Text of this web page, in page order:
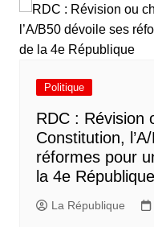
Politique
RDC : Révision
Constitution,
réformes pour
la 4e République
La République